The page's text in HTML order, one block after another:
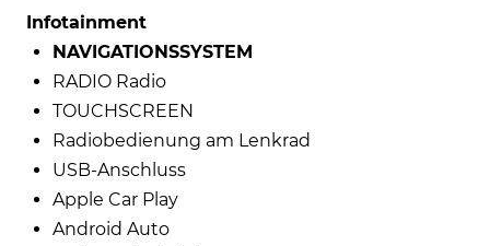
Infotainment
NAVIGATIONSSYSTEM
RADIO Radio
TOUCHSCREEN
Radiobedienung am Lenkrad
USB-Anschluss
Apple Car Play
Android Auto